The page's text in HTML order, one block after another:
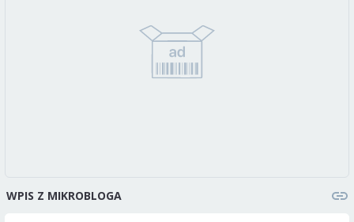
WPIS Z MIKROBLOGA